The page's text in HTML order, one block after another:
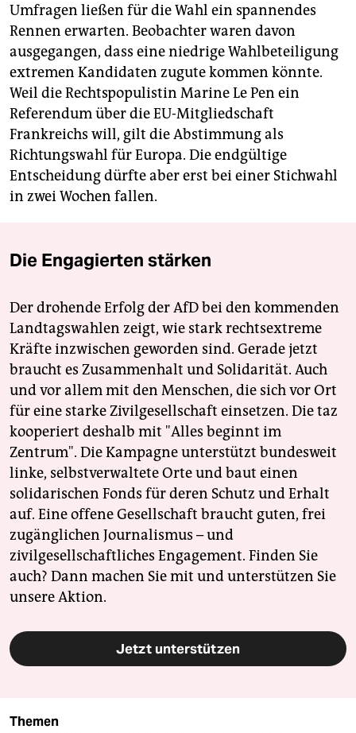
Umfragen ließen für die Wahl ein spannendes
Rennen erwarten. Beobachter waren davon
ausgegangen, dass eine niedrige Wahlbeteiligung
extremen Kandidaten zugute kommen könnte.
Weil die Rechtspopulistin Marine Le Pen ein
Referendum über die EU-Mitgliedschaft
Frankreichs will, gilt die Abstimmung als
Richtungswahl für Europa. Die endgültige
Entscheidung dürfte aber erst bei einer Stichwahl
in zwei Wochen fallen.
Die Engagierten stärken
Der drohende Erfolg der AfD bei den kommenden
Landtagswahlen zeigt, wie stark rechtsextreme
Kräfte inzwischen geworden sind. Gerade jetzt
braucht es Zusammenhalt und Solidarität. Auch
und vor allem mit den Menschen, die sich vor Ort
für eine starke Zivilgesellschaft einsetzen. Die taz
kooperiert deshalb mit "Alles beginnt im
Zentrum". Die Kampagne unterstützt bundesweit
linke, selbstverwaltete Orte und baut einen
solidarischen Fonds für deren Schutz und Erhalt
auf. Eine offene Gesellschaft braucht guten, frei
zugänglichen Journalismus – und
zivilgesellschaftliches Engagement. Finden Sie
auch? Dann machen Sie mit und unterstützen Sie
unsere Aktion.
Jetzt unterstützen
Themen